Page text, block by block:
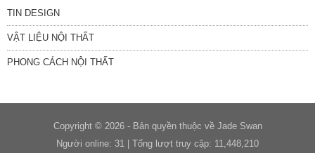
TIN DESIGN
VẬT LIỆU NỘI THẤT
PHONG CÁCH NỘI THẤT
Copyright © 2026 - Bản quyền thuộc về Jade Swan
Người online: 31 | Tổng lượt truy cập: 11,448,210